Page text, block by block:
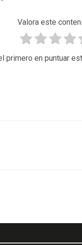
Valora este
primero en puntuar